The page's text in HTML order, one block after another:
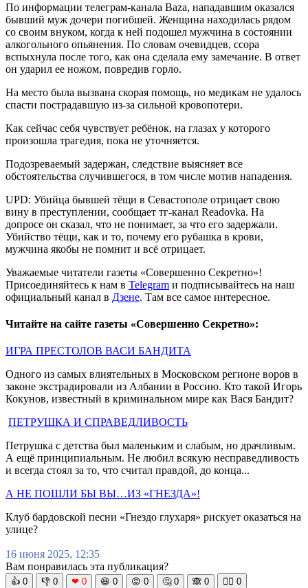
По информации телеграм-канала Baza, нападавшим оказался
бывший муж дочери погибшей. Женщина находилась рядом
со своим внуком, когда к ней подошел мужчина в состоянии
алкогольного опьянения. По словам очевидцев, ссора
вспыхнула после того, как она сделала ему замечание. В ответ
он ударил ее ножом, повредив горло.
На место была вызвана скорая помощь, но медикам не удалось
спасти пострадавшую из-за сильной кровопотери.
Как сейчас себя чувствует ребёнок, на глазах у которого
произошла трагедия, пока не уточняется.
Подозреваемый задержан, следствие выясняет все
обстоятельства случившегося, в том числе мотив нападения.
UPD: Убийца бывшей тёщи в Севастополе отрицает свою
вину в преступлении, сообщает тг-канал Readovka. На
допросе он сказал, что не понимает, за что его задержали.
Убийство тёщи, как и то, почему его рубашка в крови,
мужчина якобы не помнит и всё отрицает.
Уважаемые читатели газеты «Совершенно Секретно»!
Присоединяйтесь к нам в Telegram и подписывайтесь на наш
официальный канал в Дзене. Там все самое интересное.
Читайте на сайте газеты «Совершенно Секретно»:
ИГРА ПРЕСТОЛОВ ВАСИ БАНДИТА
Одного из самых влиятельных в Московском регионе воров в
законе экстрадировали из Албании в Россию. Кто такой Игорь
Кокунов, известный в криминальном мире как Вася Бандит?
ПЕТРУШКА И СПРАВЕДЛИВОСТЬ
Петрушка с детства был маленьким и слабым, но драчливым.
А ещё принципиальным. Не любил всякую несправедливость
и всегда стоял за то, что считал правдой, до конца...
А НЕ ПОШЛИ БЫ ВЫ…ИЗ «ГНЕЗДА»!
Клуб бардовской песни «Гнездо глухаря» рискует оказаться на
улице?
16 июня 2025, 12:35
Вам понравилась эта публикация?
👍 0 👎 0 ❤ 0 😆 0 😡 0 🤔 0 🙈 0 🧘‍♀️ 0